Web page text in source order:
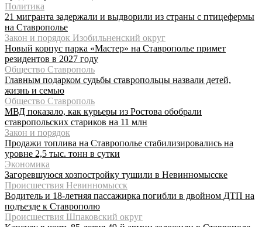
Политика
21 мигранта задержали и выдворили из страны с птицефермы
на Ставрополье
Закон и порядок Изобильненский округ
Новый корпус парка «Мастер» на Ставрополье примет
резидентов в 2027 году
Общество Ставрополь
Главным подарком судьбы ставропольцы назвали детей,
жизнь и семью
Общество Ставрополь
МВД показало, как курьеры из Ростова обобрали
ставропольских стариков на 11 млн
Закон и порядок
Продажи топлива на Ставрополье стабилизировались на
уровне 2,5 тыс. тонн в сутки
Экономика
Загоревшуюся хозпостройку тушили в Невинномысске
Происшествия Невинномысск
Водитель и 18-летняя пассажирка погибли в двойном ДТП на
подъезде к Ставрополю
Происшествия Шпаковский округ